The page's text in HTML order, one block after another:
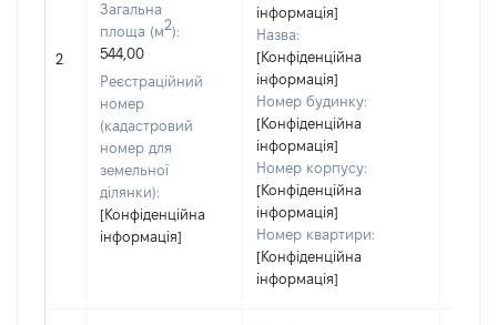
2
Загальна
площа (м2):
544,00
Реєстраційний
номер
(кадастровий
номер для
земельної
ділянки):
[Конфіденційна
інформація]
інформація]
Назва:
[Конфіденційна
інформація]
Номер будинку:
[Конфіденційна
інформація]
Номер корпусу:
[Конфіденційна
інформація]
Номер квартири:
[Конфіденційна
інформація]